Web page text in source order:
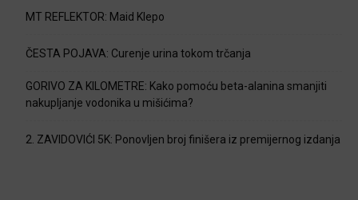
MT REFLEKTOR: Maid Klepo
ČESTA POJAVA: Curenje urina tokom trčanja
GORIVO ZA KILOMETRE: Kako pomoću beta-alanina smanjiti
nakupljanje vodonika u mišićima?
2. ZAVIDOVIĆI 5K: Ponovljen broj finišera iz premijernog izdanja